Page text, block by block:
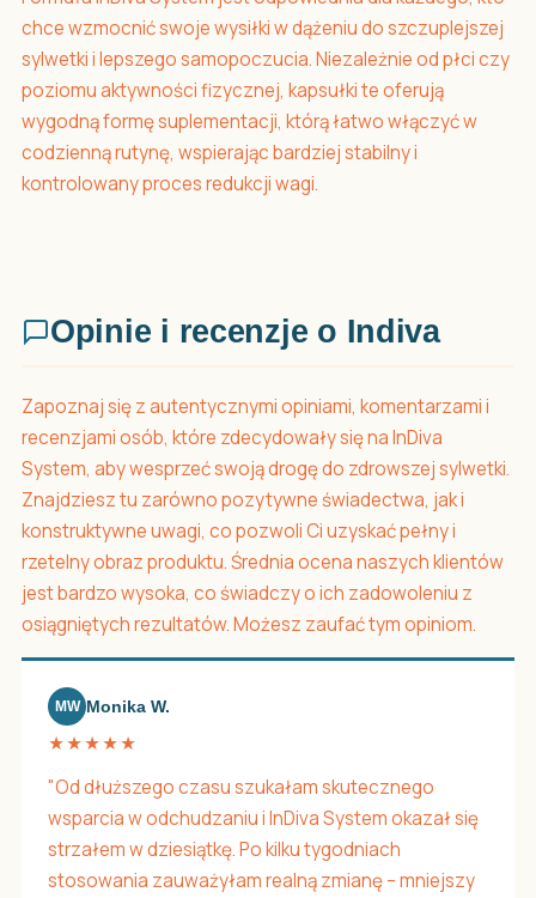
chce wzmocnić swoje wysiłki w dążeniu do szczuplejszej
sylwetki i lepszego samopoczucia. Niezależnie od płci czy
poziomu aktywności fizycznej, kapsułki te oferują
wygodną formę suplementacji, którą łatwo włączyć w
codzienną rutynę, wspierając bardziej stabilny i
kontrolowany proces redukcji wagi.
Opinie i recenzje o Indiva
Zapoznaj się z autentycznymi opiniami, komentarzami i
recenzjami osób, które zdecydowały się na InDiva
System, aby wesprzeć swoją drogę do zdrowszej sylwetki.
Znajdziesz tu zarówno pozytywne świadectwa, jak i
konstruktywne uwagi, co pozwoli Ci uzyskać pełny i
rzetelny obraz produktu. Średnia ocena naszych klientów
jest bardzo wysoka, co świadczy o ich zadowoleniu z
osiągniętych rezultatów. Możesz zaufać tym opiniom.
MW Monika W.
★★★★★
"Od dłuższego czasu szukałam skutecznego
wsparcia w odchudzaniu i InDiva System okazał się
strzałem w dziesiątkę. Po kilku tygodniach
stosowania zauważyłam realną zmianę – mniejszy